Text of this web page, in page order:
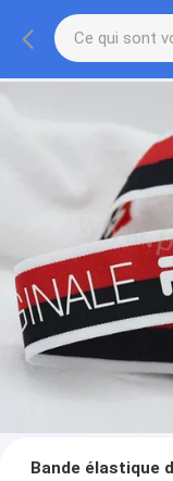
Bande élastique